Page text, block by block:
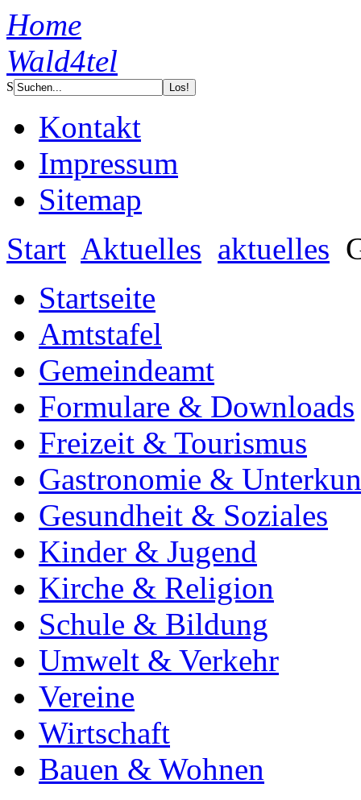
Home
Wald4tel
S
Kontakt
Impressum
Sitemap
Start Aktuelles aktuelles
Startseite
Amtstafel
Gemeindeamt
Formulare & Downloads
Freizeit & Tourismus
Gastronomie &
Gesundheit & Soziales
Kinder & Jugend
Kirche & Religion
Schule & Bildung
Umwelt & Verkehr
Vereine
Wirtschaft
Bauen & Wohnen